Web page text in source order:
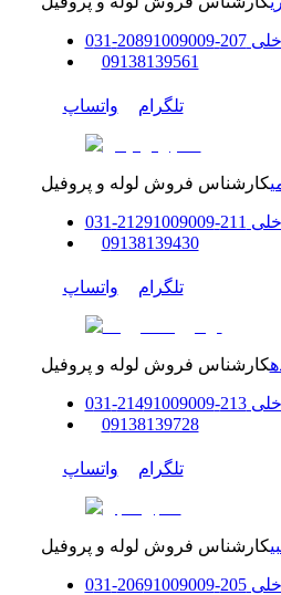
207-208
91009009
-
031
09138139561
تلگرام واتساپ
کارشناس فروش لوله و پروفیل
211-212
91009009
-
031
09138139430
تلگرام واتساپ
کارشناس فروش لوله و پروفیل
213-214
91009009
-
031
09138139728
تلگرام واتساپ
کارشناس فروش لوله و پروفیل
205-206
91009009
-
031